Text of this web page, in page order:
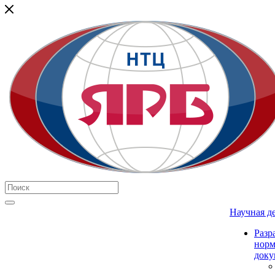
Научная